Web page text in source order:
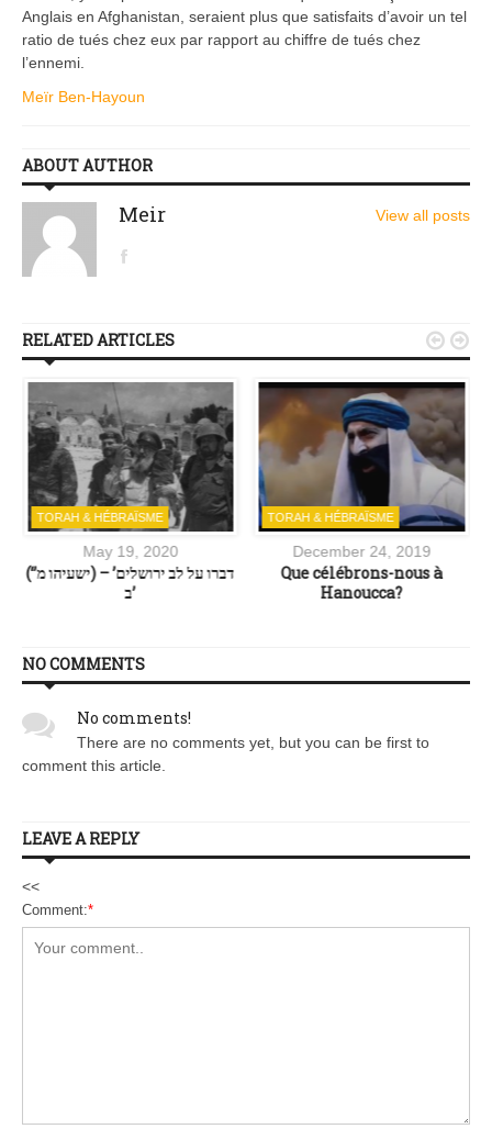
Anglais en Afghanistan, seraient plus que satisfaits d’avoir un tel
ratio de tués chez eux par rapport au chiffre de tués chez
l’ennemi.
Meïr Ben-Hayoun
ABOUT AUTHOR
Meir View all posts
RELATED ARTICLES
TORAH & HÉBRAÏSME
May 19, 2020
(‘דברו על לב ירושלים’ – (ישעיהו מ’
ב’
TORAH & HÉBRAÏSME
December 24, 2019
Que célébrons-nous à
Hanoucca?
 
NO COMMENTS
No comments!
There are no comments yet, but you can be first to
comment this article.
LEAVE A REPLY
<<
Comment:*